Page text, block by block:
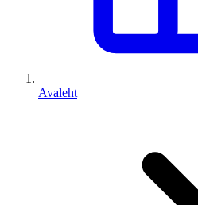
Avaleht